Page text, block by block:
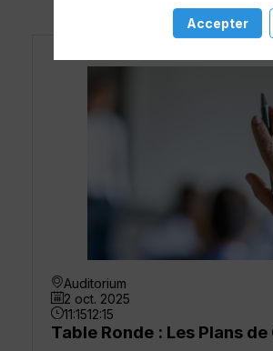
Auditorium
2 oct. 2025
11:1512:15
Table Ronde : Les Plans
Accepter